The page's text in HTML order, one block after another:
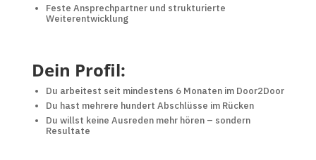
Feste Ansprechpartner und strukturierte
Weiterentwicklung
Dein Profil:
Du arbeitest seit mindestens 6 Monaten im Door2Door
Du hast mehrere hundert Abschlüsse im Rücken
Du willst keine Ausreden mehr hören – sondern
Resultate